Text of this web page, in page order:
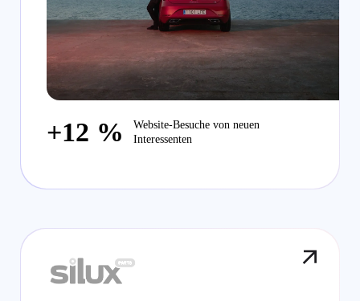
+12 %
Website-Besuche von neuen
Interessenten